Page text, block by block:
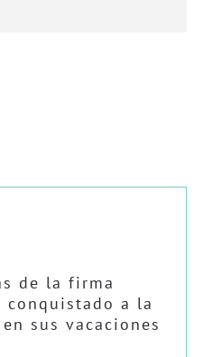
de la firma
conquistado a la
sus vacaciones